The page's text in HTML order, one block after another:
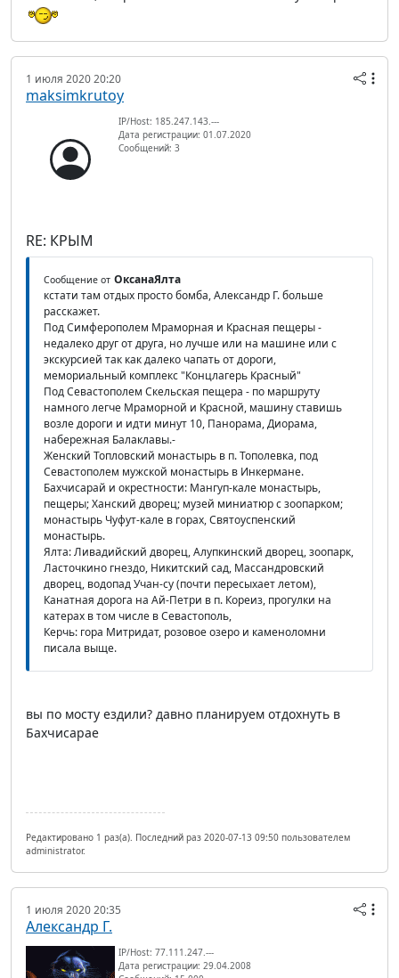
1 июля 2020 20:20
maksimkrutoy
IP/Host: 185.247.143.---
Дата регистрации: 01.07.2020
Сообщений: 3
RE: КРЫМ
Сообщение от ОксанаЯлта
кстати там отдых просто бомба, Александр Г. больше
расскажет.
Под Симферополем Мраморная и Красная пещеры -
недалеко друг от друга, но лучше или на машине или с
экскурсией так как далеко чапать от дороги,
мемориальный комплекс "Концлагерь Красный"
Под Севастополем Скельская пещера - по маршруту
намного легче Мраморной и Красной, машину ставишь
возле дороги и идти минут 10, Панорама, Диорама,
набережная Балаклавы.-
Женский Топловский монастырь в п. Тополевка, под
Севастополем мужской монастырь в Инкермане.
Бахчисарай и окрестности: Мангуп-кале монастырь,
пещеры; Ханский дворец; музей миниатюр с зоопарком;
монастырь Чуфут-кале в горах, Святоуспенский
монастырь.
Ялта: Ливадийский дворец, Алупкинский дворец, зоопарк,
Ласточкино гнездо, Никитский сад, Массандровский
дворец, водопад Учан-су (почти пересыхает летом),
Канатная дорога на Ай-Петри в п. Кореиз, прогулки на
катерах в том числе в Севастополь,
Керчь: гора Митридат, розовое озеро и каменоломни
писала выще.
вы по мосту ездили? давно планируем отдохнуть в
Бахчисарае
Редактировано 1 раз(а). Последний раз 2020-07-13 09:50 пользователем
administrator.
1 июля 2020 20:35
Александр Г.
IP/Host: 77.111.247.---
Дата регистрации: 29.04.2008